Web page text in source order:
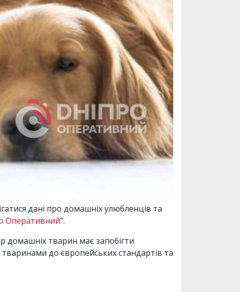
дані про домашніх улюбленців та
Оперативний".
тварин має запобігти
до європейських стандартів та